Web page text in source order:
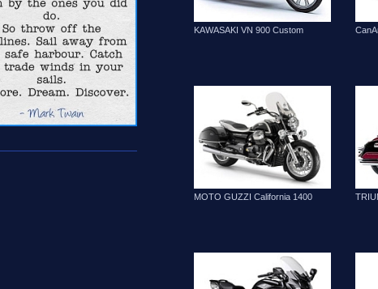
KAWASAKI VN 900 Custom
MOTO GUZZI California 1400